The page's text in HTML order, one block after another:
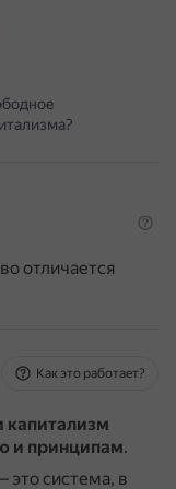
отличается
Как это работает?
капитализм
и принципам.
это система, в